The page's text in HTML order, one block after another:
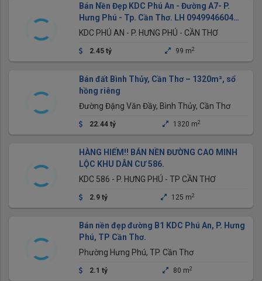
Bán Nền Đẹp KDC Phú An - Đường A7- P.
Hưng Phú - Tp. Cần Thơ. LH 0949946604
QUÝ
KDC PHÚ AN - P. HƯNG PHÚ - CẦN THƠ
2.45 tỷ 99 m2
Bán đất Bình Thủy, Cần Thơ – 1320m², sổ
hồng riêng
Đường Đặng Văn Đầy, Bình Thủy, Cần Thơ
22.44 tỷ 1320 m2
HÀNG HIẾM!! BÁN NỀN ĐƯỜNG CAO MINH
LỘC KHU DÂN CƯ 586.
KDC 586 - P. HƯNG PHÚ - TP CẦN THƠ
2.9 tỷ 125 m2
Bán nền đẹp đường B1 KDC Phú An, P. Hưng
Phú, TP Cần Thơ.
Phường Hưng Phú, TP. Cần Thơ
2.1 tỷ 80 m2